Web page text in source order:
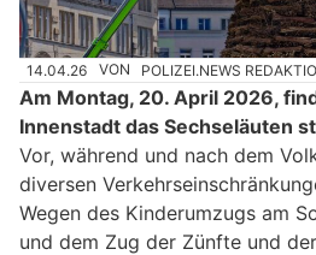
14.04.26 VON POLIZEI.NEWS
Am Montag, 20. April 2026,
Innenstadt das Sechseläuten
Vor, während und nach dem
diversen
Wegen des Kinderumzugs am
und dem Zug der Zünfte und